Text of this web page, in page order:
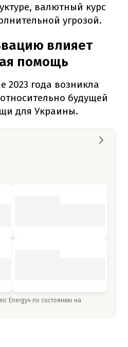
валютный курс
угрозой.
влияет
помощь
2023 года возникла
будущей
для Украины.
Energy» по состоянию на